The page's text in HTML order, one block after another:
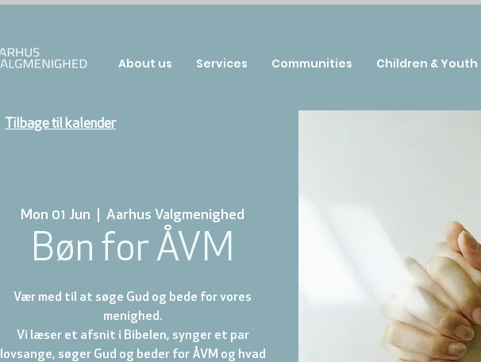
Mon 01 Jun
  |
Aarhus Valgmenighed
Bøn for ÅVM
Vær med til at søge Gud og bede for vores
menighed.
Vi læser et afsnit i Bibelen, synger et par
lovsange, søger Gud og beder for ÅVM og hvad
Tilbage til kalender
About us Services Communities Children & Youth